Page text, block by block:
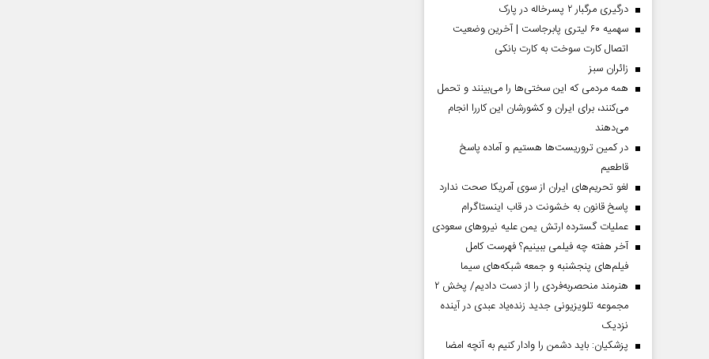
درگیری مرگبار ۲ پسرخاله در پارک
سهمیه ۶۰ لیتری پابرجاست | آخرین وضعیت
اتصال کارت سوخت به کارت بانکی
‌زائران سبز
همه مردمی که این سختی‌ها را می‌بینند و تحمل
می‌کنند، برای ایران و کشورشان این کاررا انجام
می‌دهند
در کمین تروریست‌ها هستیم و آماده پاسخ
قاطعیم
لغو تحریم‌های ایران از سوی آمریکا صحت ندارد
پاسخ قانون به خشونت در قاب اینستاگرام
عملیات گسترده ارتش یمن علیه نیروهای سعودی
آخر هفته چه فیلمی ببینیم؟ فهرست کامل
فیلم‌های پنجشنبه و جمعه شبکه‌های سیما
هنرمند منحصر‌به‌فردی را از دست دادیم/ پخش ۲
مجموعه تلویزیونی جدید زنده‌یاد عبدی در آینده
نزدیک
پزشکیان: باید دشمن را وادار کنیم به آنچه امضا